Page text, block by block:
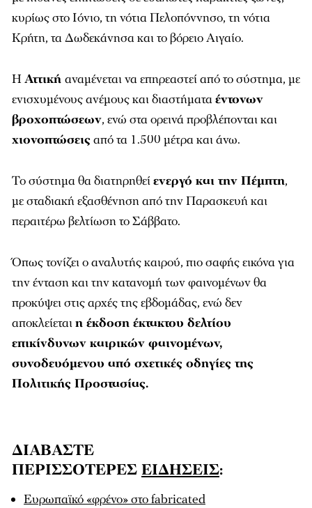
κυρίως στο Ιόνιο, τη νότια Πελοπόννησο, τη νότια
Κρήτη, τα Δωδεκάνησα και το βόρειο Αιγαίο.
ΗΑττική αναμένεται να επηρεαστεί από το σύστημα, με
ενισχυμένους ανέμους και διαστήματαέντονων
βροχοπτώσεων, ενώ στα ορεινά προβλέπονται και
χιονοπτώσειςαπό τα 1.500 μέτρα και άνω.
Το σύστημα θα διατηρηθείενεργό και την Πέμπτη,
με σταδιακή εξασθένηση από την Παρασκευή και
περαιτέρω βελτίωση το Σάββατο.
Όπως τονίζει ο αναλυτής καιρού, πιο σαφής εικόνα για
την ένταση και την κατανομή των φαινομένων θα
προκύψει στις αρχές της εβδομάδας, ενώ δεν
αποκλείεταιη έκδοση έκτακτου δελτίου
επικίνδυνων καιρικών φαινομένων,
συνοδευόμενου από σχετικές οδηγίες της
Πολιτικής Προστασίας.
ΔΙΑΒΑΣΤΕ
ΠΕΡΙΣΣΟΤΕΡΕΣ ΕΙΔΗΣΕΙΣ:
Ευρωπαϊκό «φρένο» στο fabricated